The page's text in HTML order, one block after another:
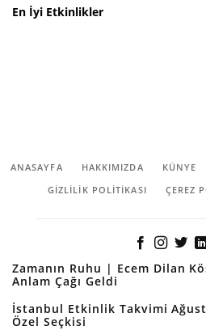
En İyi Etkinlikler
ANASAYFA HAKKIMIZDA KÜNYE
GIZLILIK POLITIKASI
ÇEREZ
Zamanın Ruhu | Ecem Dilan
Anlam Çağı Geldi
İstanbul Etkinlik Takvimi
Özel Seçkisi